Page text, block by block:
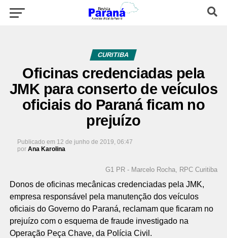
CURITIBA
Oficinas credenciadas pela
JMK para conserto de veículos
oficiais do Paraná ficam no
prejuízo
Publicado em 12 de junho de 2019, 06:47
por Ana Karolina
G1 PR - Marcelo Rocha, RPC Curitiba
Donos de oficinas mecânicas credenciadas pela JMK,
empresa responsável pela manutenção dos veículos
oficiais do Governo do Paraná, reclamam que ficaram no
prejuízo com o esquema de fraude investigado na
Operação Peça Chave, da Polícia Civil.